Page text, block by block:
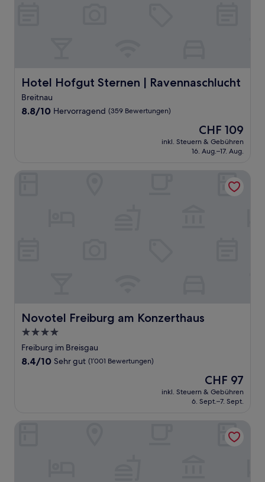
Hotel Hofgut Sternen | Ravennaschlucht
Hotel Hofgut Sternen | Ravennaschlucht
Breitnau
8.8
8.8/10 Hervorragend (359 Bewertungen)
Der
Preis
beträgt
CHF 109
inkl. Steuern & Gebühren
16. Aug.–17. Aug.
Novotel Freiburg am Konzerthaus
Novotel Freiburg am Konzerthaus
4.0-
Sterne-
Unterkunft
Freiburg im Breisgau
8.4
Bewertungen)
8.4/10 Sehr gut (1’001 Bewertungen)
Der
Preis
beträgt
CHF 97
inkl. Steuern & Gebühren
6. Sept.–7. Sept.